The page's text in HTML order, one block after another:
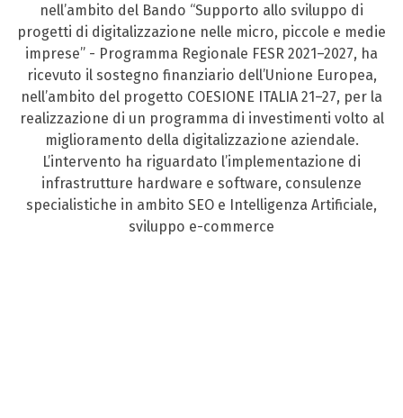
nell’ambito del Bando “Supporto allo sviluppo di
progetti di digitalizzazione nelle micro, piccole e medie
imprese” - Programma Regionale FESR 2021–2027, ha
ricevuto il sostegno finanziario dell’Unione Europea,
nell’ambito del progetto COESIONE ITALIA 21–27, per la
realizzazione di un programma di investimenti volto al
miglioramento della digitalizzazione aziendale.
L’intervento ha riguardato l’implementazione di
infrastrutture hardware e software, consulenze
specialistiche in ambito SEO e Intelligenza Artificiale,
sviluppo e-commerce